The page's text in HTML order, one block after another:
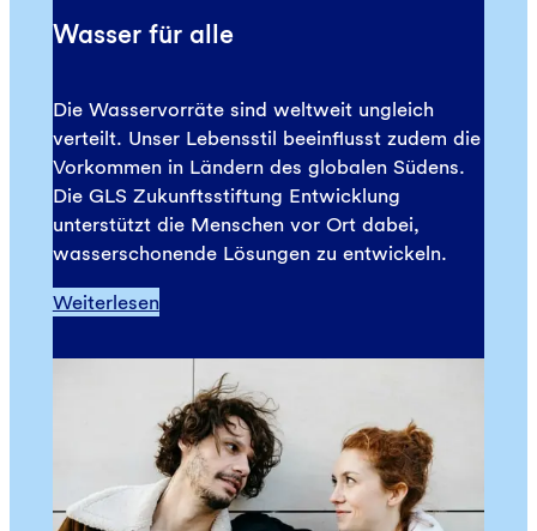
Wasser für alle
Die Wasservorräte sind weltweit ungleich
verteilt. Unser Lebensstil beeinflusst zudem die
Vorkommen in Ländern des globalen Südens.
Die GLS Zukunftsstiftung Entwicklung
unterstützt die Menschen vor Ort dabei,
wasserschonende Lösungen zu entwickeln.
Weiterlesen